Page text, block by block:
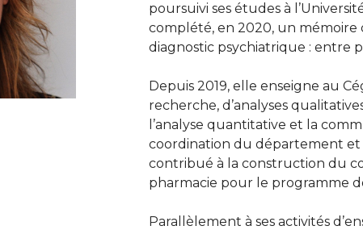
poursuivi ses études à
complété, en 2020, un mémoire
diagnostic psychiatrique : entre
Depuis 2019, elle enseigne au
recherche, d’analyses
l’analyse quantitative et la
coordination du département et
contribué à la construction du
pharmacie pour le programme
Parallèlement à ses activités